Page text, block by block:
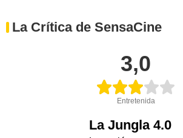
La Crítica de SensaCine
3,0
Entretenida
La Jungla 4.0